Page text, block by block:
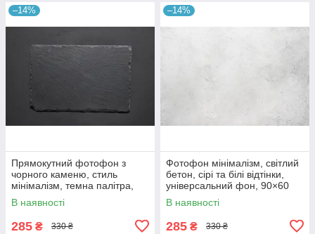
–14%
Прямокутний фотофон з
чорного каменю, стиль
мінімалізм, темна палітра,
90×60 см, №56003
В наявності
285 ₴ 330 ₴
–14%
Фотофон мінімалізм, світлий
бетон, сірі та білі відтінки,
універсальний фон, 90×60
см, №56012
В наявності
285 ₴ 330 ₴